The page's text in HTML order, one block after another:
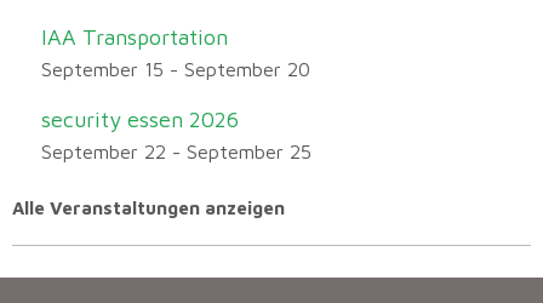
IAA Transportation
September 15 - September 20
security essen 2026
September 22 - September 25
Alle Veranstaltungen anzeigen